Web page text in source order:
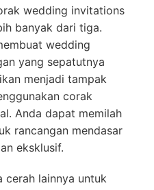
wedding invitations
banyak dari tiga.
wedding
yang sepatutnya
menjadi tampak
corak
Anda dapat memilah
rancangan mendasar
eksklusif.
cerah lainnya untuk